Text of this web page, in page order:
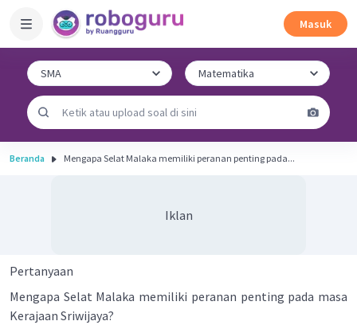
Masuk
Beranda Mengapa Selat Malaka memiliki peranan penting pada...
Iklan
Pertanyaan
Mengapa Selat Malaka memiliki peranan penting pada masa
Kerajaan Sriwijaya?